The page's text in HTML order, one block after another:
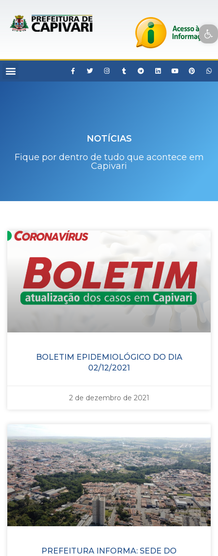
Open toolbar
NOTÍCIAS
Fique por dentro de tudo que acontece em
Capivari
BOLETIM EPIDEMIOLÓGICO DO DIA
02/12/2021
2 de dezembro de 2021
PREFEITURA INFORMA: SEDE DO